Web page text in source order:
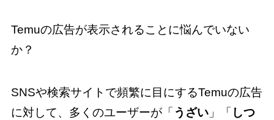
Temuの広告が表示されることに悩んでいない
か？
SNSや検索サイトで頻繁に目にするTemuの広告
に対して、多くのユーザーが「 うざい」「 しつ